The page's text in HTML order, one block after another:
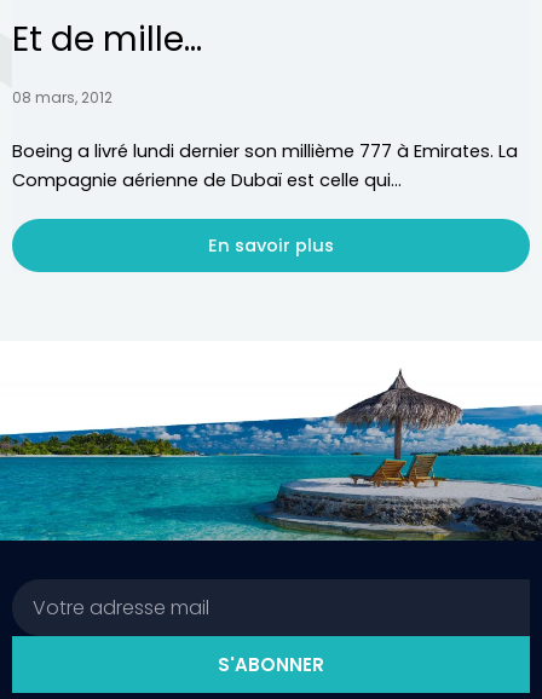
Et de mille...
08 mars, 2012
Boeing a livré lundi dernier son millième 777 à Emirates. La
Compagnie aérienne de Dubaï est celle qui...
En savoir plus
S'ABONNER